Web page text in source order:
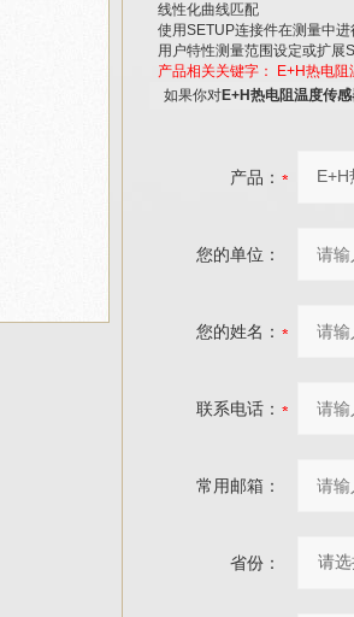
线性化曲线匹配
使用SETUP连接件在测量中进
用户特性测量范围设定或扩展
产品相关关键字：
E+H热电阻
如果你对E+H热电阻温度传
产品：
您的单位：
您的姓名：
联系电话：
常用邮箱：
省份：